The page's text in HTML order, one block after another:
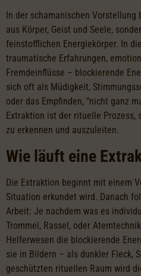
In der schamanischen
aus Körper, Geist und Seele,
feinstofflichen Energiekörper. In
traumatische Erfahrungen,
Fremdeinflüsse – blockierende
sich oft als Müdigkeit,
oder das Empfinden, “nicht ganz
Extraktion ist der rituelle Prozess,
zu erkennen und auszuleiten.
Wie läuft eine
Die Extraktion beginnt mit einem
Situation erkundet wird. Danach
Arbeit: Je nachdem was es
Trommel, Rassel, oder
Helferwesen die blockierende
sie in Bildern – als dunkler Fleck,
geschützten rituellen Raum wird